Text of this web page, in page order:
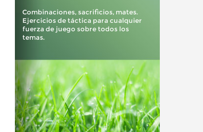
Combinaciones, sacrificios, mates.
Ejercicios de táctica para cualquier
fuerza de juego sobre todos los
temas.